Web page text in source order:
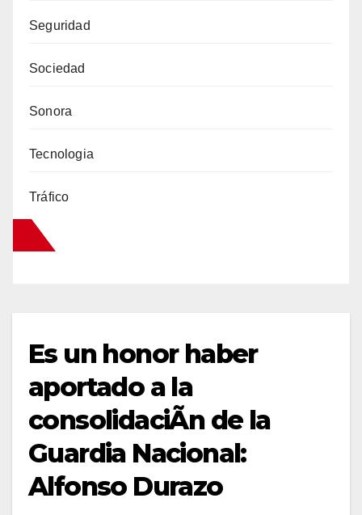
Seguridad
Sociedad
Sonora
Tecnologia
Tráfico
Es un honor haber
aportado a la
consolidaciÃn de la
Guardia Nacional:
Alfonso Durazo